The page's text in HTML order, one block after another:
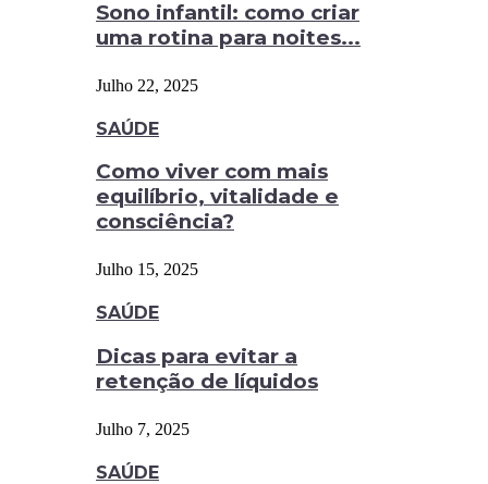
Sono infantil: como criar
uma rotina para noites...
Julho 22, 2025
SAÚDE
Como viver com mais
equilíbrio, vitalidade e
consciência?
Julho 15, 2025
SAÚDE
Dicas para evitar a
retenção de líquidos
Julho 7, 2025
SAÚDE